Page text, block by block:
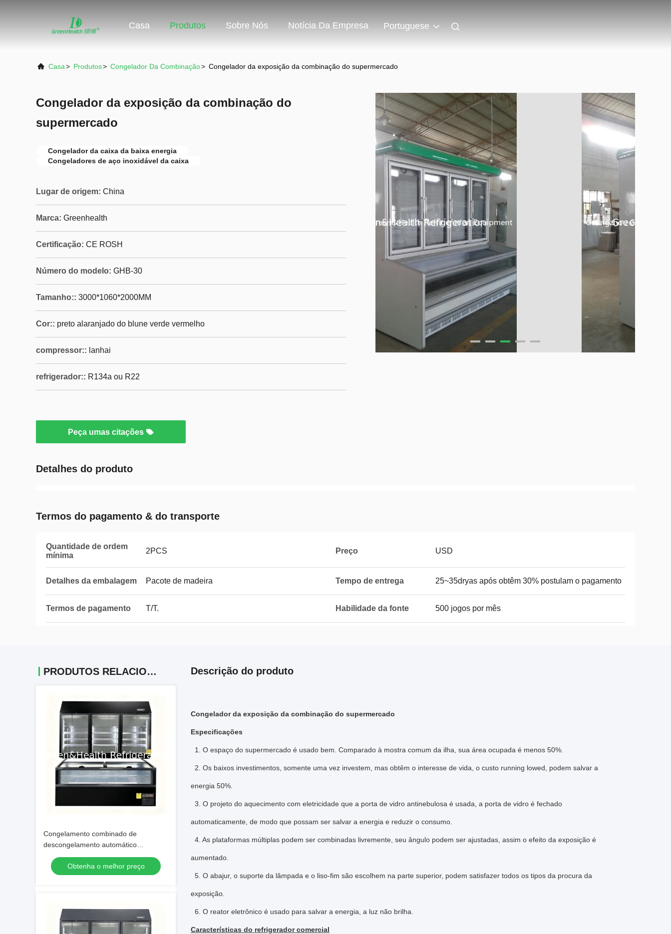
Casa Produtos Sobre Nós Notícia Da Empresa Portuguese
Casa> Produtos> Congelador Da Combinação> Congelador da exposição da combinação do supermercado
Congelador da exposição da combinação do
supermercado
Congelador da caixa da baixa energia
Congeladores de aço inoxidável da caixa
Lugar de origem: China
Marca: Greenhealth
Certificação: CE ROSH
Número do modelo: GHB-30
Tamanho:: 3000*1060*2000MM
Cor:: preto alaranjado do blune verde vermelho
compressor:: lanhai
refrigerador:: R134a ou R22
Peça umas citações
Detalhes do produto
Termos do pagamento & do transporte
Quantidade de ordem
mínima
2PCS Preço USD
Detalhes da embalagem Pacote de madeira Tempo de entrega 25~35dryas após obtêm 30% postulam o pagamento
Termos de pagamento T/T. Habilidade da fonte 500 jogos por mês
PRODUTOS RELACIONADOS
Congelamento combinado de
descongelamento automático
Merchandiser vertical e horizontal com
-16°C a -22°CObtenha o melhor preço
Descrição do produto
Congelador da exposição da combinação do supermercado
Especificações
1. O espaço do supermercado é usado bem. Comparado à mostra comum da ilha, sua área ocupada é menos 50%.
2. Os baixos investimentos, somente uma vez investem, mas obtêm o interesse de vida, o custo running lowed, podem salvar a
energia 50%.
3. O projeto do aquecimento com eletricidade que a porta de vidro antinebulosa é usada, a porta de vidro é fechado
automaticamente, de modo que possam ser salvar a energia e reduzir o consumo.
4. As plataformas múltiplas podem ser combinadas livremente, seu ângulo podem ser ajustadas, assim o efeito da exposição é
aumentado.
5. O abajur, o suporte da lâmpada e o liso-fim são escolhem na parte superior, podem satisfazer todos os tipos da procura da
exposição.
6. O reator eletrônico é usado para salvar a energia, a luz não brilha.
Características do refrigerador comercial